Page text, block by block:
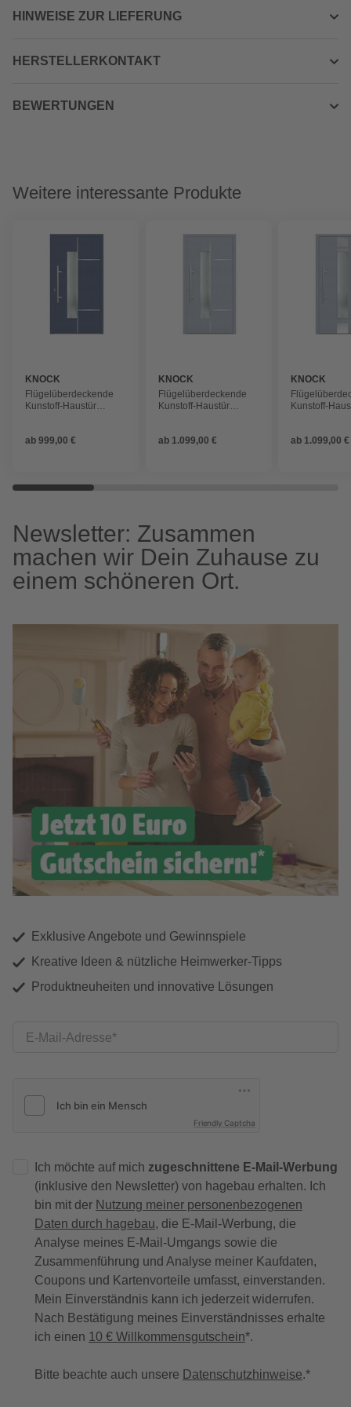
HINWEISE ZUR LIEFERUNG
HERSTELLERKONTAKT
BEWERTUNGEN
Weitere interessante Produkte
KNOCK
Flügelüberdeckende
Kunstoff-Haustür
ab 999,00 €
KNOCK
Flügelüberdeckende
Kunstoff-Haustür
ab 1.099,00 €
KNOCK
Kunstoff-
ab 1.099,00 €
Newsletter: Zusammen
machen wir Dein Zuhause zu
einem schöneren Ort.
Exklusive Angebote und Gewinnspiele
Kreative Ideen & nützliche Heimwerker-Tipps
Produktneuheiten und innovative Lösungen
E-Mail-Adresse
Friendly Captcha
Ich möchte auf mich zugeschnittene E-Mail-Werbung
(inklusive den Newsletter) von hagebau erhalten. Ich
bin mit der Nutzung meiner personenbezogenen
Daten durch hagebau, die E-Mail-Werbung, die
Analyse meines E-Mail-Umgangs sowie die
Zusammenführung und Analyse meiner Kaufdaten,
Coupons und Kartenvorteile umfasst, einverstanden.
Mein Einverständnis kann ich jederzeit widerrufen.
Nach Bestätigung meines Einverständnisses erhalte
ich einen 10 € Willkommensgutschein*.
Bitte beachte auch unsere Datenschutzhinweise.